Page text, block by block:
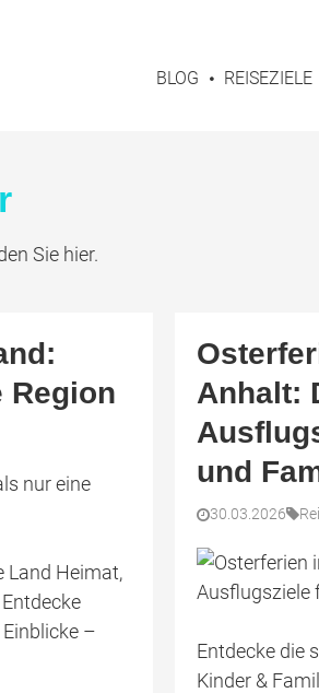
BLOG REISEZIELE
Sie hier.
Region
Land Heimat,
–
Anhalt:
und
30.03.2026
Entdecke die
Kinder &